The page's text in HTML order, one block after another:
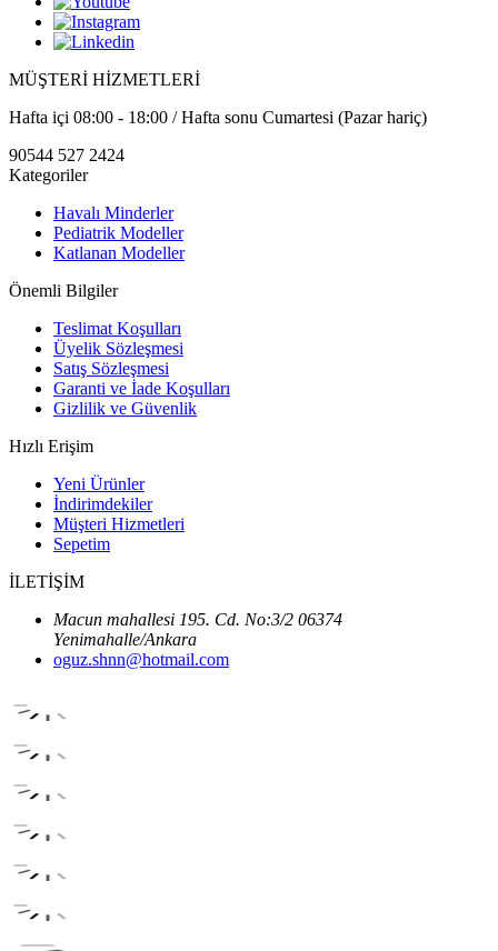
MÜŞTERİ HİZMETLERİ
Hafta içi 08:00 - 18:00 / Hafta sonu Cumartesi (Pazar hariç)
90544 527 2424
Kategoriler
Havalı Minderler
Pediatrik Modeller
Katlanan Modeller
Önemli Bilgiler
Teslimat Koşulları
Üyelik Sözleşmesi
Satış Sözleşmesi
Garanti ve İade Koşulları
Gizlilik ve Güvenlik
Hızlı Erişim
Yeni Ürünler
İndirimdekiler
Müşteri Hizmetleri
Sepetim
İLETİŞİM
Macun mahallesi 195. Cd. No:3/2 06374
Yenimahalle/Ankara
oguz.shnn@hotmail.com